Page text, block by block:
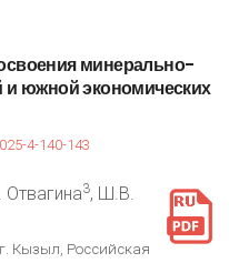
минерально-
и южнойэкономических
4-140-143
Отвагина3, Ш.В.
Кызыл, Российская